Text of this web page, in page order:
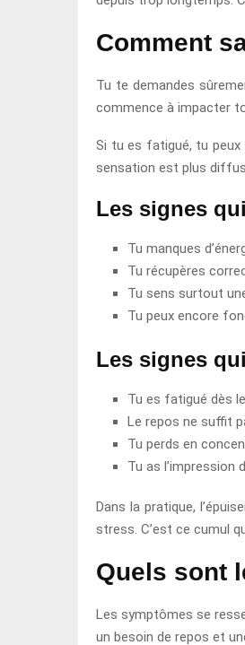
Comment
Tu te demandes
commence à impacter
Si tu es fatigué, tu peux
sensation est plus
Les signes
Tu manques
Tu récupères
Tu sens surtout
Tu peux encore
Les signes
Tu es fatigué dès
Le repos ne suffit
Tu perds en
Tu as l’impression
Dans la pratique,
stress. C’est ce cumul
Quels sont
Les symptômes se
un besoin de repos et